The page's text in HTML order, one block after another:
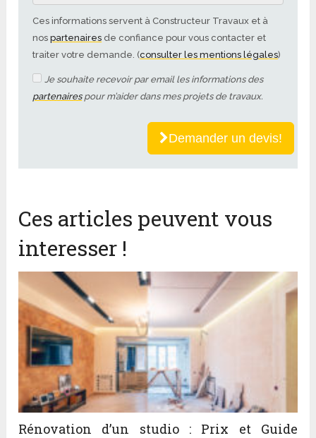
Ces informations servent à Constructeur Travaux et à
nospartenaires de confiance pour vous contacter et
traiter votre demande. (consulter les mentions légales)
Je souhaite recevoir par email les informations des
partenairespour m’aider dans mes projets de travaux.
Demander un devis!
Ces articles peuvent vous
interesser !
Rénovation d’un studio : Prix et Guide